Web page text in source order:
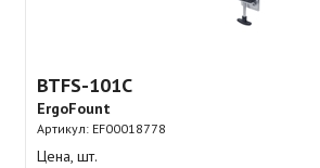
BTFS-101C
ErgoFount
Артикул: EF00018778
Цена, шт.